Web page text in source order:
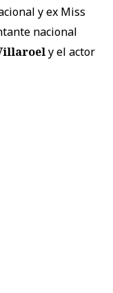
y ex Miss
nacional
y el actor